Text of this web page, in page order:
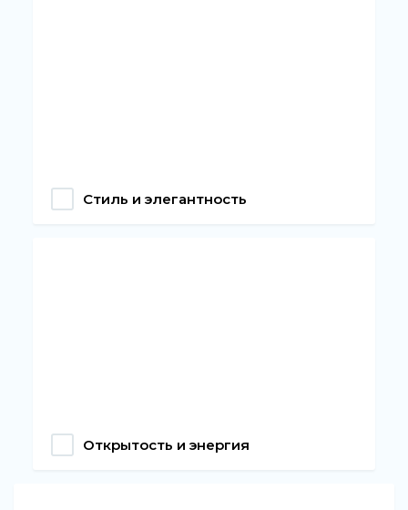
Стиль и элегантность
Открытость и энергия